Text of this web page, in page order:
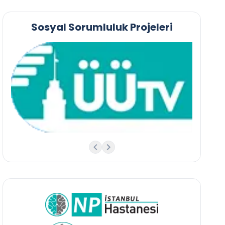
Sosyal Sorumluluk Projeleri